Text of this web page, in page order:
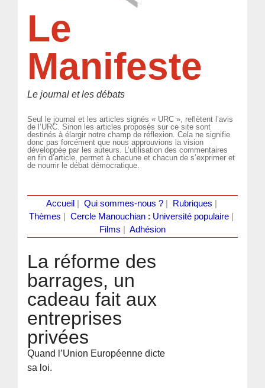
Le
Manifeste
Le journal et les débats
Seul le journal et les articles signés « URC », reflètent l’avis
de l’URC. Sinon les articles proposés sur ce site sont
destinés à élargir notre champ de réflexion. Cela ne signifie
donc pas forcément que nous approuvions la vision
développée par les auteurs. L’utilisation des commentaires
en fin d’article, permet à chacune et chacun de s’exprimer et
de nourrir le débat démocratique.
Accueil Qui sommes-nous ?| Rubriques
Thèmes
Cercle Manouchian : Université populaire
Films
Adhésion
La réforme des
barrages, un
cadeau fait aux
entreprises
privées
Quand l’Union Européenne dicte
sa loi.